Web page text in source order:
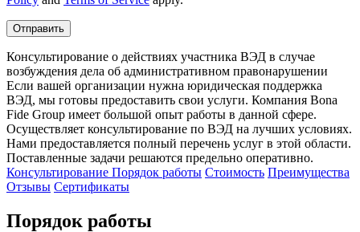
Консультирование о действиях участника ВЭД в случае
возбуждения дела об административном правонарушении
Если вашей организации нужна юридическая поддержка
ВЭД, мы готовы предоставить свои услуги. Компания Bona
Fide Group имеет большой опыт работы в данной сфере.
Осуществляет консультирование по ВЭД на лучших условиях.
Нами предоставляется полный перечень услуг в этой области.
Поставленные задачи решаются предельно оперативно.
Консультирование Порядок работы Стоимость Преимущества
Отзывы Сертификаты
Порядок работы